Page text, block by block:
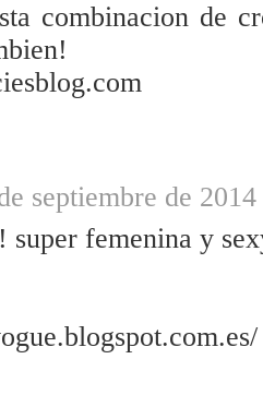
combinacion de
septiembre de
super femenina y